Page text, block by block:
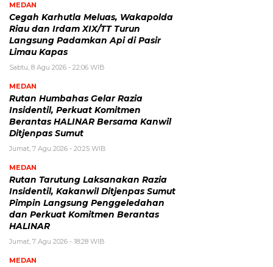
MEDAN
Cegah Karhutla Meluas, Wakapolda
Riau dan Irdam XIX/TT Turun
Langsung Padamkan Api di Pasir
Limau Kapas
Sabtu, 8 Agu 2026 - 22:06 WIB
MEDAN
Rutan Humbahas Gelar Razia
Insidentil, Perkuat Komitmen
Berantas HALINAR Bersama Kanwil
Ditjenpas Sumut
Jumat, 7 Agu 2026 - 20:25 WIB
MEDAN
Rutan Tarutung Laksanakan Razia
Insidentil, Kakanwil Ditjenpas Sumut
Pimpin Langsung Penggeledahan
dan Perkuat Komitmen Berantas
HALINAR
Jumat, 7 Agu 2026 - 18:28 WIB
MEDAN